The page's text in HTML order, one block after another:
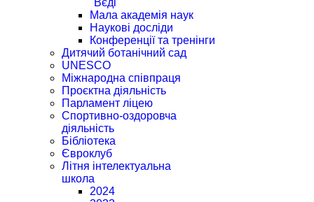
"Вєді"
Мала академія наук
Наукові досліди
Конференції та тренінги
Дитячий ботанічний сад
UNESCO
Міжнародна співпраця
Проєктна діяльність
Парламент ліцею
Спортивно-оздоровча
діяльність
Бібліотека
Євроклуб
Літня інтелектуальна
школа
2024